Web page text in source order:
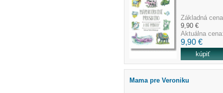
Základná
9,90 €
Aktuálna
9,90 €
Mama pre Veroniku